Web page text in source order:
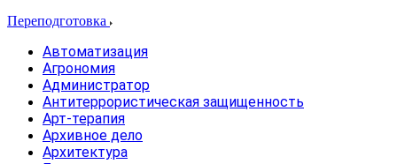
Переподготовка
Автоматизация
Агрономия
Администратор
Антитеррористическая защищенность
Арт-терапия
Архивное дело
Архитектура